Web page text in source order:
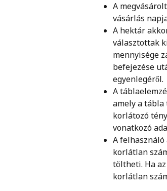
A
vásárlás
A hektár
választottak
mennyisége
befejezése
egyenlegéről.
A
amely a
korlátozó
vonatkozó
A
korlátlan
töltheti. Ha
korlátlan